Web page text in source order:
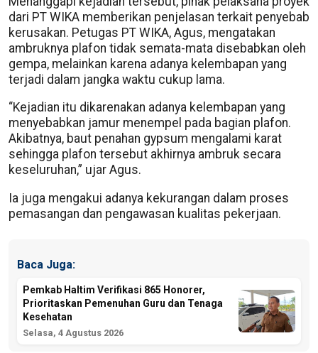
dari PT WIKA memberikan penjelasan terkait penyebab
kerusakan. Petugas PT WIKA, Agus, mengatakan
ambruknya plafon tidak semata-mata disebabkan oleh
gempa, melainkan karena adanya kelembapan yang
terjadi dalam jangka waktu cukup lama.
“Kejadian itu dikarenakan adanya kelembapan yang
menyebabkan jamur menempel pada bagian plafon.
Akibatnya, baut penahan gypsum mengalami karat
sehingga plafon tersebut akhirnya ambruk secara
keseluruhan,” ujar Agus.
Ia juga mengakui adanya kekurangan dalam proses
pemasangan dan pengawasan kualitas pekerjaan.
Baca Juga:
Pemkab Haltim Verifikasi 865 Honorer,
Prioritaskan Pemenuhan Guru dan Tenaga
Kesehatan
Selasa, 4 Agustus 2026